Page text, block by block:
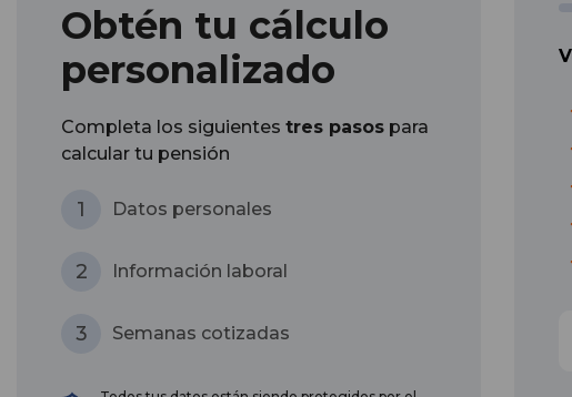
Obtén tu cálculo
personalizado
Completa los siguientes tres pasos para
calcular tu pensión
1 Datos personales
2 Información laboral
3 Semanas cotizadas